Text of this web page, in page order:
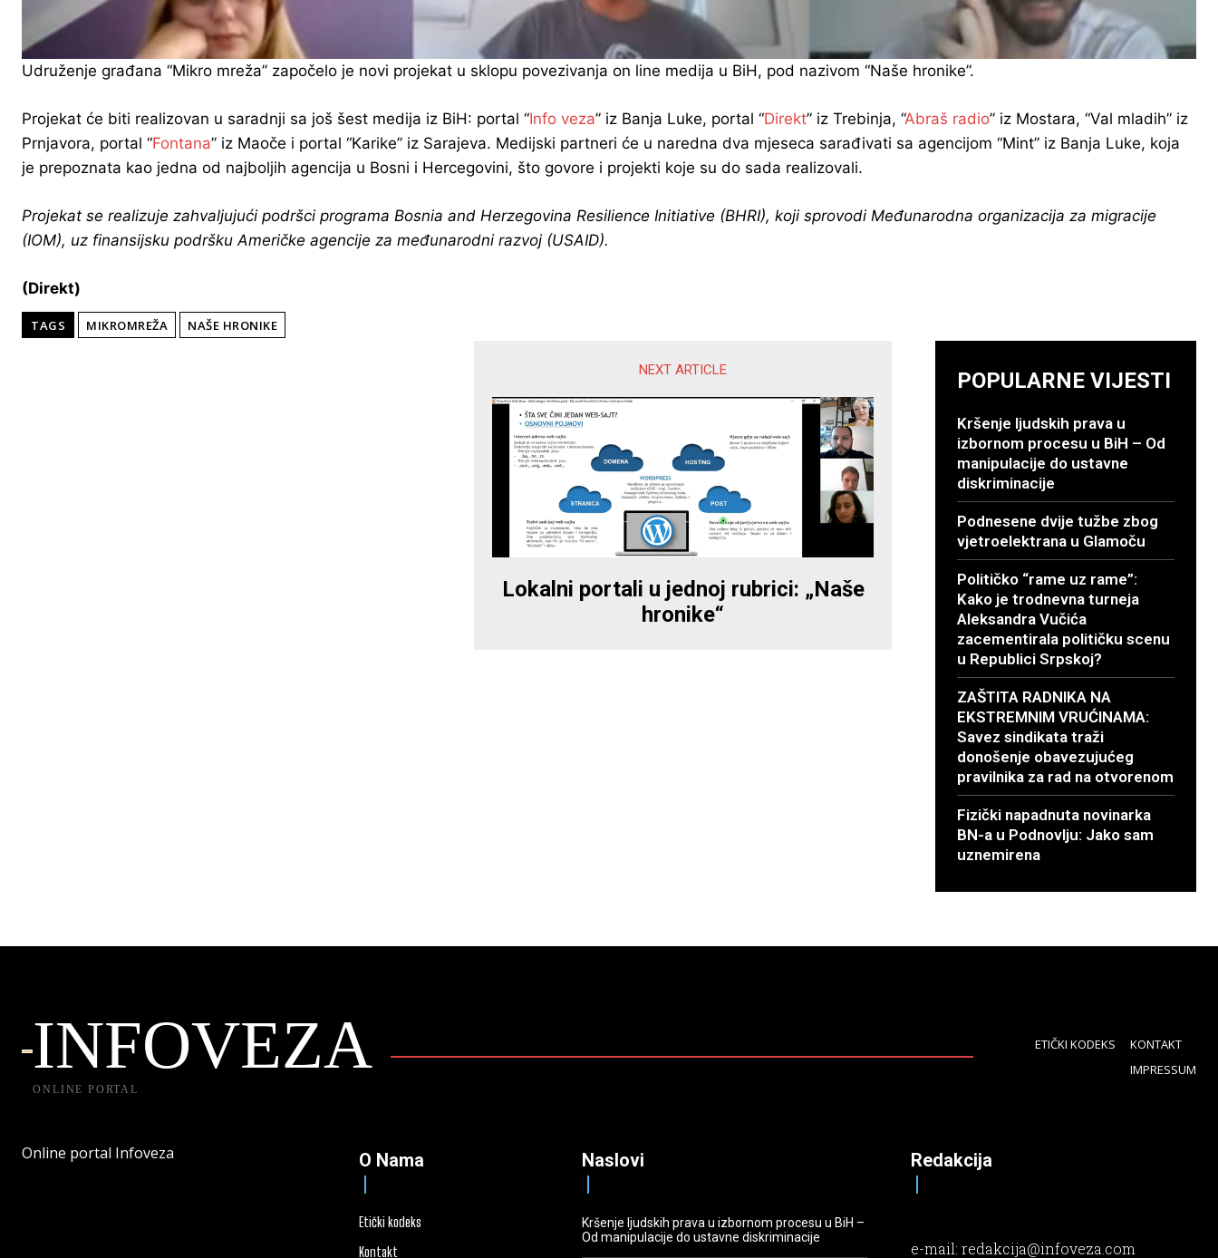
Udruženje građana “Mikro mreža” započelo je novi projekat u sklopu povezivanja on line medija u BiH, pod nazivom “Naše hronike”.
Projekat će biti realizovan u saradnji sa još šest medija iz BiH: portal “Info veza” iz Banja Luke, portal “Direkt” iz Trebinja, “Abraš radio” iz Mostara, “Val mladih” iz
Prnjavora, portal “Fontana” iz Maoče i portal “Karike” iz Sarajeva. Medijski partneri će u naredna dva mjeseca sarađivati sa agencijom “Mint” iz Banja Luke, koja
je prepoznata kao jedna od najboljih agencija u Bosni i Hercegovini, što govore i projekti koje su do sada realizovali.
Projekat se realizuje zahvaljujući podršci programa Bosnia and Herzegovina Resilience Initiative (BHRI), koji sprovodi Međunarodna organizacija za migracije
(IOM), uz finansijsku podršku Američke agencije za međunarodni razvoj (USAID).
(Direkt)
TAGS MIKROMREŽA NAŠE HRONIKE
NEXT ARTICLE
Lokalni portali u jednoj rubrici: „Naše
hronike“
POPULARNE VIJESTI
Kršenje ljudskih prava u
izbornom procesu u BiH – Od
manipulacije do ustavne
diskriminacije
Podnesene dvije tužbe zbog
vjetroelektrana u Glamoču
Političko “rame uz rame”:
Kako je trodnevna turneja
Aleksandra Vučića
zacementirala političku scenu
u Republici Srpskoj?
ZAŠTITA RADNIKA NA
EKSTREMNIM VRUĆINAMA:
Savez sindikata traži
donošenje obavezujućeg
pravilnika za rad na otvorenom
Fizički napadnuta novinarka
BN-a u Podnovlju: Jako sam
uznemirena
INFOVEZA
ONLINE PORTAL
ETIČKI KODEKS
KONTAKT
IMPRESSUM
Online portal Infoveza O Nama
Etički kodeks
Kontakt
Naslovi
Kršenje ljudskih prava u izbornom procesu u BiH –
Od manipulacije do ustavne diskriminacije
Redakcija
e-mail:redakcija@infoveza.com